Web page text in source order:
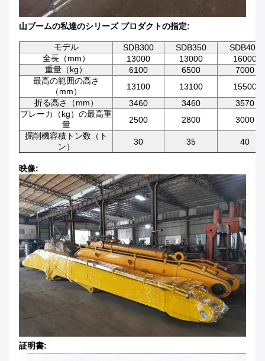
山ブームの私達のシリーズ プロダクトの指定:
モデル SDB300 SDB350
SDB400
全長（mm）
13000 13000
16000
重量（kg）
6100 6500
7000
最高の範囲の高さ
（mm）
13100 13100
15500
折る高さ（mm）
3460 3460
3570
ブレーカ（kg）の最高重
量
2500 2800
3000
掘削機容積トン数（ト
ン）
30 35 40
映像:
証明書: